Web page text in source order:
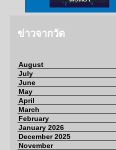
สังคมมังตรา
ข่าวจากวัด
August
July
June
May
April
March
February
January 2026
December 2025
November